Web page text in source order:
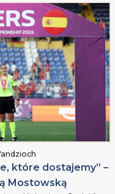
które dostajemy” –
Mostowską